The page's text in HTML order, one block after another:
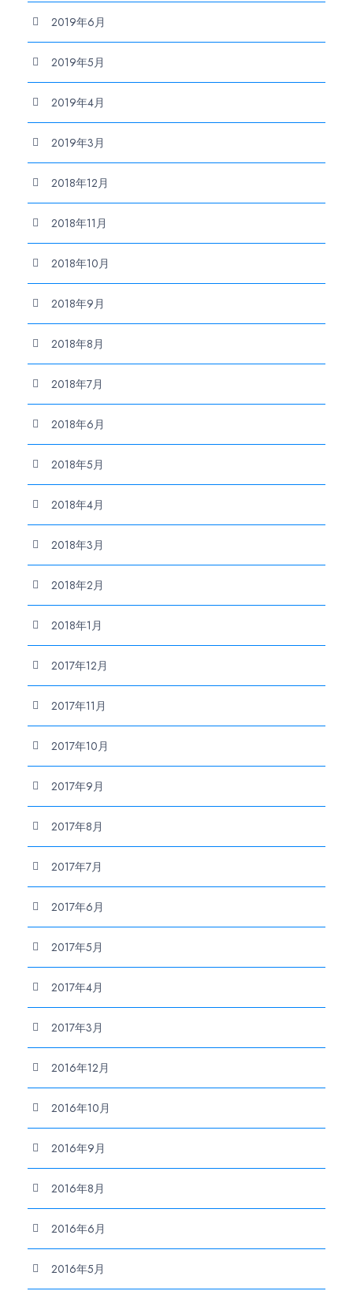
2019年6月
2019年5月
2019年4月
2019年3月
2018年12月
2018年11月
2018年10月
2018年9月
2018年8月
2018年7月
2018年6月
2018年5月
2018年4月
2018年3月
2018年2月
2018年1月
2017年12月
2017年11月
2017年10月
2017年9月
2017年8月
2017年7月
2017年6月
2017年5月
2017年4月
2017年3月
2016年12月
2016年10月
2016年9月
2016年8月
2016年6月
2016年5月